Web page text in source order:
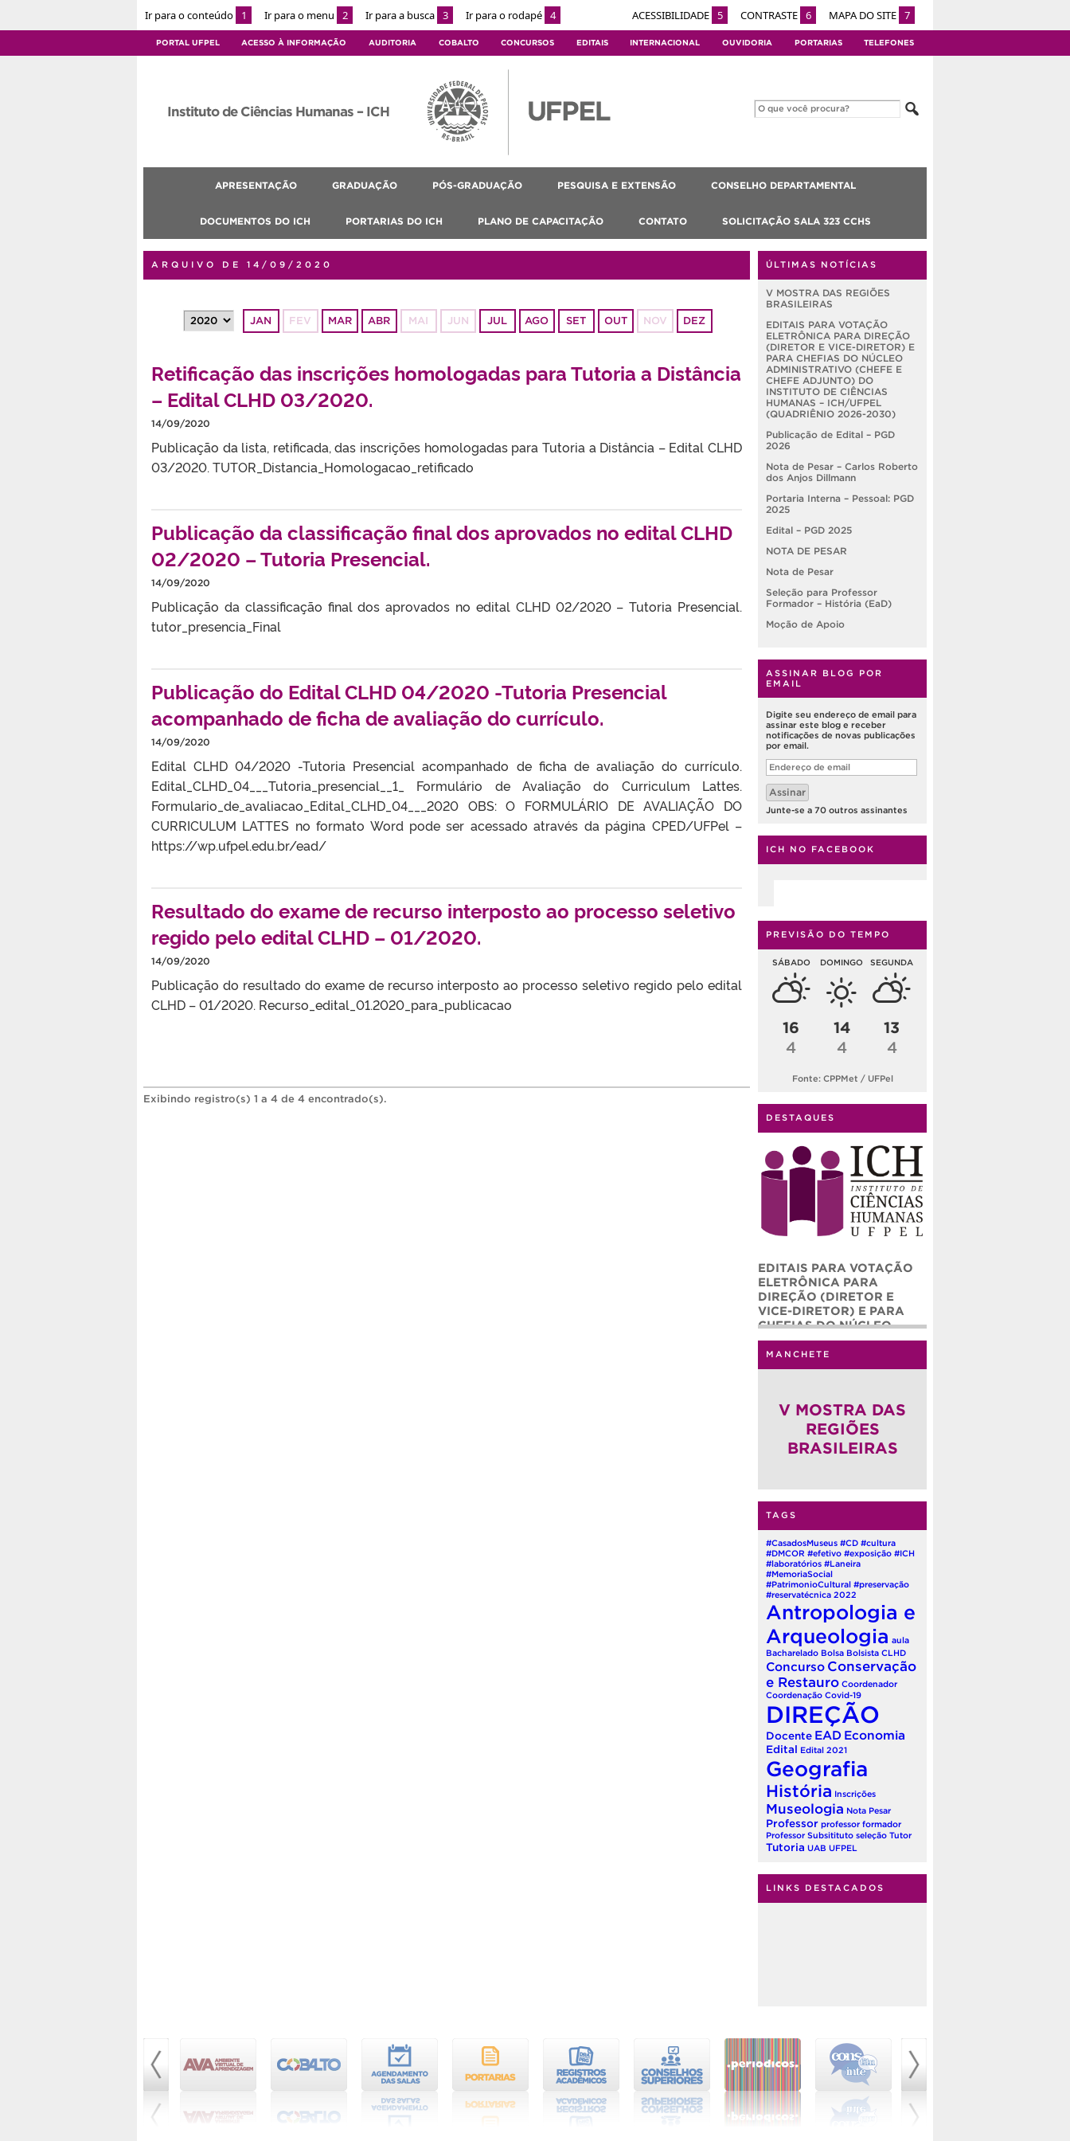
Ir para o conteúdo 1 Ir para o menu 2 Ir para a busca 3 Ir para o rodapé 4 ACESSIBILIDADE 5 CONTRASTE 6 MAPA DO SITE 7
PORTAL UFPEL ACESSO À INFORMAÇÃO AUDITORIA COBALTO CONCURSOS EDITAIS INTERNACIONAL OUVIDORIA PORTARIAS TELEFONES
Instituto de Ciências Humanas – ICH
APRESENTAÇÃO GRADUAÇÃO PÓS-GRADUAÇÃO PESQUISA E EXTENSÃO CONSELHO DEPARTAMENTAL
DOCUMENTOS DO ICH PORTARIAS DO ICH PLANO DE CAPACITAÇÃO CONTATO SOLICITAÇÃO SALA 323 CCHS
ARQUIVO DE 14/09/2020
JAN FEV MAR ABR MAI JUN JUL AGO SET OUT NOV DEZ
Retificação das inscrições homologadas para Tutoria a Distância
– Edital CLHD 03/2020.
14/09/2020
Publicação da lista, retificada, das inscrições homologadas para Tutoria a Distância – Edital CLHD
03/2020. TUTOR_Distancia_Homologacao_retificado
Publicação da classificação final dos aprovados no edital CLHD
02/2020 – Tutoria Presencial.
14/09/2020
Publicação da classificação final dos aprovados no edital CLHD 02/2020 – Tutoria Presencial.
tutor_presencia_Final
Publicação do Edital CLHD 04/2020 -Tutoria Presencial
acompanhado de ficha de avaliação do currículo.
14/09/2020
Edital CLHD 04/2020 -Tutoria Presencial acompanhado de ficha de avaliação do currículo.
Edital_CLHD_04___Tutoria_presencial__1_ Formulário de Avaliação do Curriculum Lattes.
Formulario_de_avaliacao_Edital_CLHD_04___2020 OBS: O FORMULÁRIO DE AVALIAÇÃO DO
CURRICULUM LATTES no formato Word pode ser acessado através da página CPED/UFPel –
https://wp.ufpel.edu.br/ead/
Resultado do exame de recurso interposto ao processo seletivo
regido pelo edital CLHD – 01/2020.
14/09/2020
Publicação do resultado do exame de recurso interposto ao processo seletivo regido pelo edital
CLHD – 01/2020. Recurso_edital_01.2020_para_publicacao
Exibindo registro(s) 1 a 4 de 4 encontrado(s).
ÚLTIMAS NOTÍCIAS
V MOSTRA DAS REGIÕES
BRASILEIRAS
EDITAIS PARA VOTAÇÃO
ELETRÔNICA PARA DIREÇÃO
(DIRETOR E VICE-DIRETOR) E
PARA CHEFIAS DO NÚCLEO
ADMINISTRATIVO (CHEFE E
CHEFE ADJUNTO) DO
INSTITUTO DE CIÊNCIAS
HUMANAS – ICH/UFPEL
(QUADRIÊNIO 2026-2030)
Publicação de Edital – PGD
2026
Nota de Pesar – Carlos Roberto
dos Anjos Dillmann
Portaria Interna – Pessoal: PGD
2025
Edital – PGD 2025
NOTA DE PESAR
Nota de Pesar
Seleção para Professor
Formador – História (EaD)
Moção de Apoio
ASSINAR BLOG POR
EMAIL
Digite seu endereço de email para
assinar este blog e receber
notificações de novas publicações
por email.
Endereço
de
email
Assinar
Junte-se a 70 outros assinantes
ICH NO FACEBOOK
PREVISÃO DO TEMPO
SÁBADO
16
4
DOMINGO
14
4
SEGUNDA
13
4
Fonte: CPPMet / UFPel
DESTAQUES
EDITAIS PARA VOTAÇÃO
ELETRÔNICA PARA
DIREÇÃO (DIRETOR E
VICE-DIRETOR) E PARA
CHEFIAS DO NÚCLEO
ADMINISTRATIVO (CHEFE
E CHEFE ADJUNTO) DO
INSTITUTO DE CIÊNCIAS
MANCHETE
V MOSTRA DAS
REGIÕES
BRASILEIRAS
TAGS
#CasadosMuseus #CD #cultura
#DMCOR #efetivo #exposição #ICH
#laboratórios #Laneira
#MemoriaSocial
#PatrimonioCultural #preservação
#reservatécnica 2022
Antropologia e
Arqueologia aula
Bacharelado Bolsa Bolsista CLHD
Concurso Conservação
e Restauro Coordenador
Coordenação Covid-19
DIREÇÃO
Docente EAD Economia
Edital Edital 2021
Geografia
História Inscrições
Museologia Nota Pesar
Professor professor formador
Professor Subsitituto seleção Tutor
Tutoria UAB UFPEL
LINKS DESTACADOS